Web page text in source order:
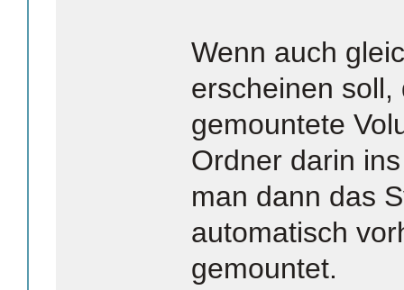
Wenn auch
erscheinen
gemountete
Ordner darin
man dann das
automatisch
gemountet.